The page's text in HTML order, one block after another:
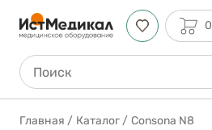
0
Главная / Каталог / Consona N8